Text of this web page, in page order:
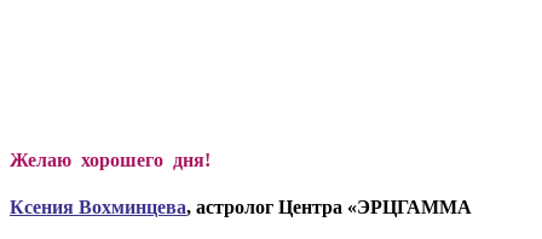
Желаю хорошего дня!
Ксения Вохминцева, астролог Центра «ЭРЦГАММА